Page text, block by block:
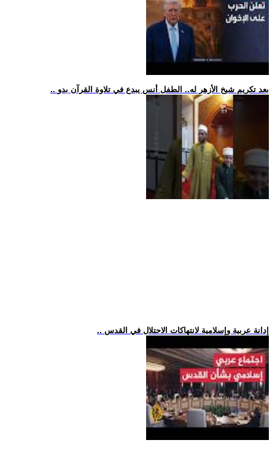
.. بعد تكريم شيخ الأزهر له.. الطفل أنس يبدع في تلاوة القرآن بدو
.. إدانة عربية وإسلامية لانتهاكات الاحتلال في القدس